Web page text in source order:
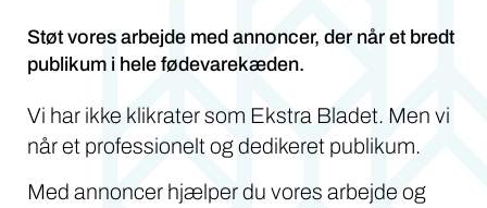
Støt vores arbejde med annoncer, der når et bredt
publikum i hele fødevarekæden.
Vi har ikke klikrater som Ekstra Bladet. Men vi
når et professionelt og dedikeret publikum.
Med annoncer hjælper du vores arbejde og